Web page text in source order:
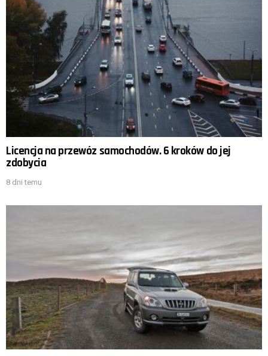
Licencja na przewóz samochodów. 6 kroków do jej
zdobycia
8 dni temu